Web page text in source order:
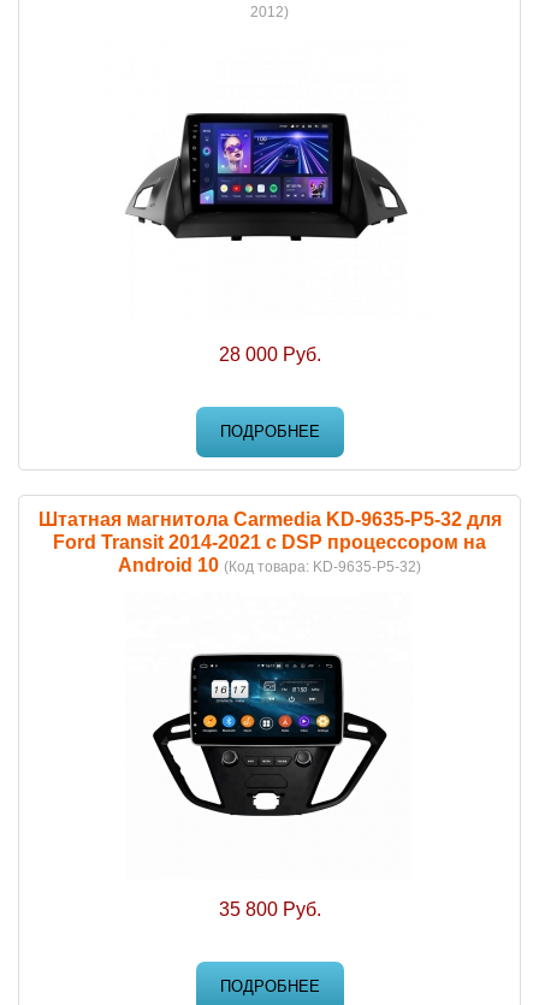
2012)
28 000 Руб.
ПОДРОБНЕЕ
Штатная магнитола Carmedia KD-9635-P5-32 для
Ford Transit 2014-2021 c DSP процессором на
Android 10 (Код товара: KD-9635-P5-32)
35 800 Руб.
ПОДРОБНЕЕ